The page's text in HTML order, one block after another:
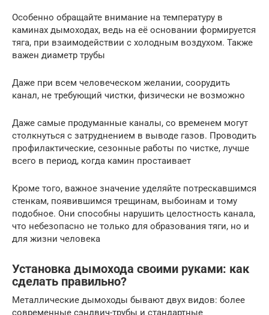
Особенно обращайте внимание на температуру в
каминах дымоходах, ведь на её основании формируется
тяга, при взаимодействии с холодным воздухом. Также
важен диаметр трубы
Даже при всем человеческом желании, соорудить
канал, не требующий чистки, физически не возможно
Даже самые продуманные каналы, со временем могут
столкнуться с затруднением в выводе газов. Проводить
профилактические, сезонные работы по чистке, лучше
всего в период, когда камин простаивает
Кроме того, важное значение уделяйте потрескавшимся
стенкам, появившимся трещинам, выбоинам и тому
подобное. Они способны нарушить целостность канала,
что небезопасно не только для образования тяги, но и
для жизни человека
Установка дымохода своими руками: как
сделать правильно?
Металлические дымоходы бывают двух видов: более
современные сэндвич-трубы и стандартные